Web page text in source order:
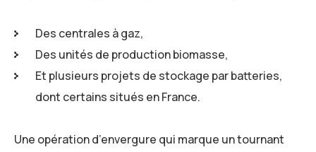
Des centrales à gaz,
Des unités de production biomasse,
Et plusieurs projets de stockage par batteries,
dont certains situés en France.
Une opération d’envergure qui marque un tournant